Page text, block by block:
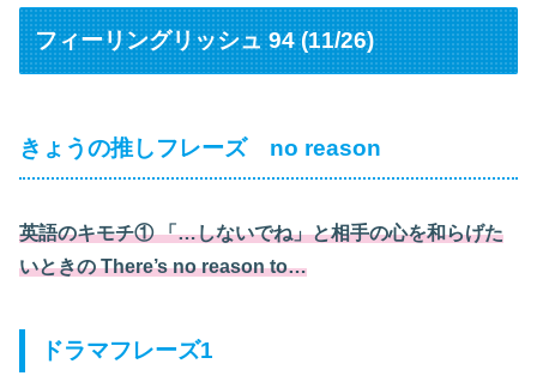
フィーリングリッシュ 94 (11/26)
きょうの推しフレーズ no reason
英語のキモチ① 「…しないでね」と相手の心を和らげた
いときの There’s no reason to…
ドラマフレーズ1